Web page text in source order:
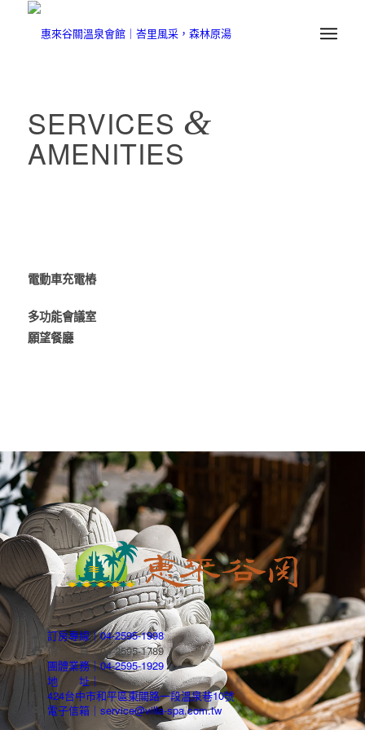
SERVICES &
AMENITIES
電動車充電樁
多功能會議室
願望餐廳
訂房專線｜04-2595-1998
傳 真｜04-2595-1789
團體業務｜04-2595-1929
地 址｜
424台中市和平區東關路一段溫泉巷10號
電子信箱｜service@villa-spa.com.tw